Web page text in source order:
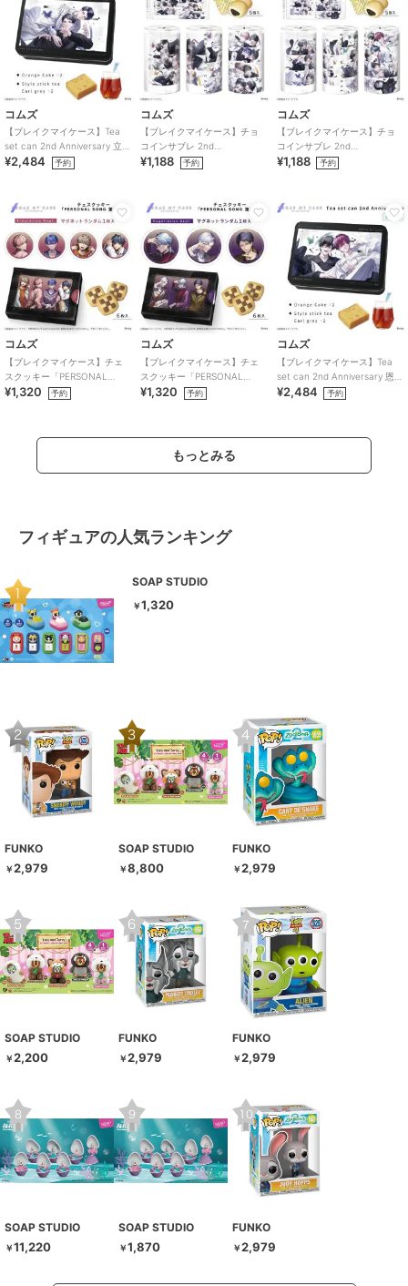
コムズ
【ブレイクマイケース】Tea
set can 2nd Anniversary 立科
吏来
¥2,484 予約
コムズ
【ブレイクマイケース】チョ
コインサブレ 2nd
Anniversary 本部・交際部
¥1,188 予約
コムズ
【ブレイクマイケース】チョ
コインサブレ 2nd
Anniversary 交渉部・特務部
¥1,188 予約
コムズ
【ブレイクマイケース】チェ
スクッキー「PERSONAL
SONG 第二弾」交際部
¥1,320 予約
コムズ
【ブレイクマイケース】チェ
スクッキー「PERSONAL
SONG 第二弾」交渉部
¥1,320 予約
コムズ
【ブレイクマイケース】Tea
set can 2nd Anniversary 恩田
灯世
¥2,484 予約
もっとみる
フィギュアの人気ランキング
SOAP STUDIO
￥1,320
FUNKO
￥2,979
SOAP STUDIO
￥8,800
FUNKO
￥2,979
SOAP STUDIO
￥2,200
FUNKO
￥2,979
FUNKO
￥2,979
SOAP STUDIO
￥11,220
SOAP STUDIO
￥1,870
FUNKO
￥2,979